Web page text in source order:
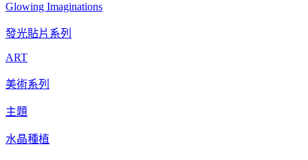
Glowing Imaginations
發光貼片系列
ART
美術系列
主題
水晶種植